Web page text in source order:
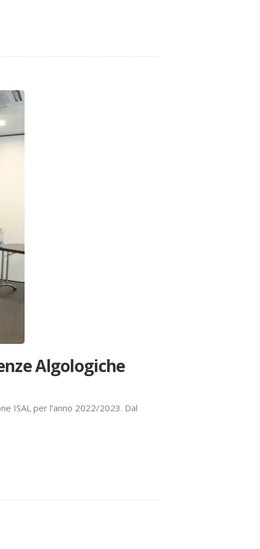
Algologiche
ISAL per l’anno 2022/2023. Dal